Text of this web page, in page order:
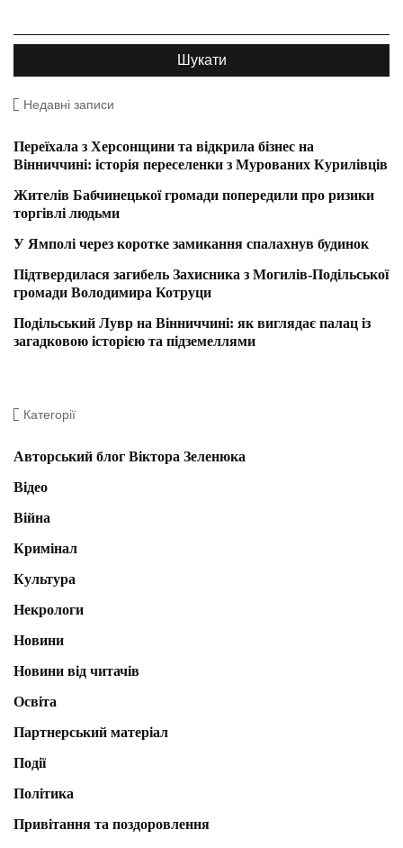
Недавні записи
Переїхала з Херсонщини та відкрила бізнес на
Вінниччині: історія переселенки з Мурованих Курилівців
Жителів Бабчинецької громади попередили про ризики
торгівлі людьми
У Ямполі через коротке замикання спалахнув будинок
Підтвердилася загибель Захисника з Могилів-Подільської
громади Володимира Котруци
Подільський Лувр на Вінниччині: як виглядає палац із
загадковою історією та підземеллями
Категорії
Авторський блог Віктора Зеленюка
Відео
Війна
Кримінал
Культура
Некрологи
Новини
Новини від читачів
Освіта
Партнерський матеріал
Події
Політика
Привітання та поздоровлення